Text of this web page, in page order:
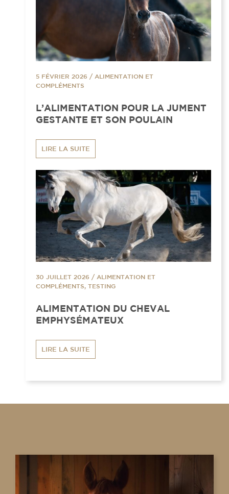
5 FÉVRIER 2026 / ALIMENTATION ET
COMPLÉMENTS
L’ALIMENTATION POUR LA JUMENT
GESTANTE ET SON POULAIN
LIRE LA SUITE
30 JUILLET 2026 / ALIMENTATION ET
COMPLÉMENTS, TESTING
ALIMENTATION DU CHEVAL
EMPHYSÉMATEUX
LIRE LA SUITE